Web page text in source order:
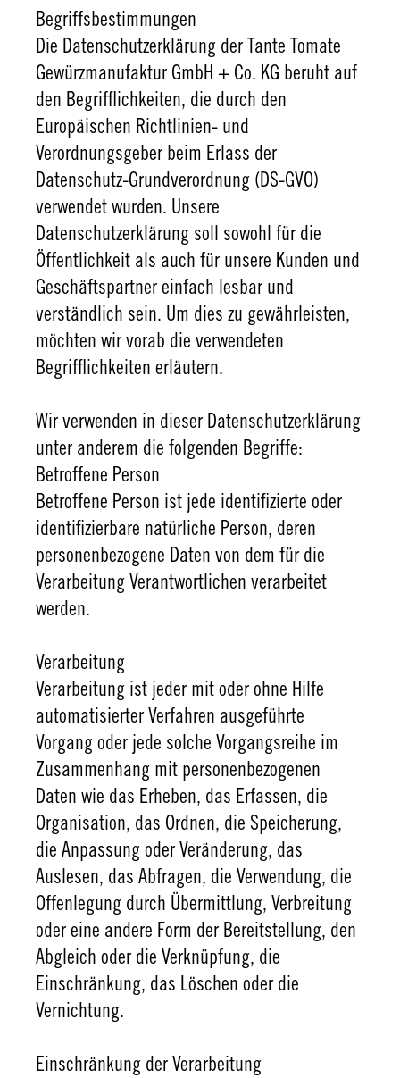
Begriffsbestimmungen
Die Datenschutzerklärung der Tante Tomate
Gewürzmanufaktur GmbH + Co. KG beruht auf
den Begrifflichkeiten, die durch den
Europäischen Richtlinien- und
Verordnungsgeber beim Erlass der
Datenschutz-Grundverordnung (DS-GVO)
verwendet wurden. Unsere
Datenschutzerklärung soll sowohl für die
Öffentlichkeit als auch für unsere Kunden und
Geschäftspartner einfach lesbar und
verständlich sein. Um dies zu gewährleisten,
möchten wir vorab die verwendeten
Begrifflichkeiten erläutern.
Wir verwenden in dieser Datenschutzerklärung
unter anderem die folgenden Begriffe:
Betroffene Person
Betroffene Person ist jede identifizierte oder
identifizierbare natürliche Person, deren
personenbezogene Daten von dem für die
Verarbeitung Verantwortlichen verarbeitet
werden.
Verarbeitung
Verarbeitung ist jeder mit oder ohne Hilfe
automatisierter Verfahren ausgeführte
Vorgang oder jede solche Vorgangsreihe im
Zusammenhang mit personenbezogenen
Daten wie das Erheben, das Erfassen, die
Organisation, das Ordnen, die Speicherung,
die Anpassung oder Veränderung, das
Auslesen, das Abfragen, die Verwendung, die
Offenlegung durch Übermittlung, Verbreitung
oder eine andere Form der Bereitstellung, den
Abgleich oder die Verknüpfung, die
Einschränkung, das Löschen oder die
Vernichtung.
Einschränkung der Verarbeitung